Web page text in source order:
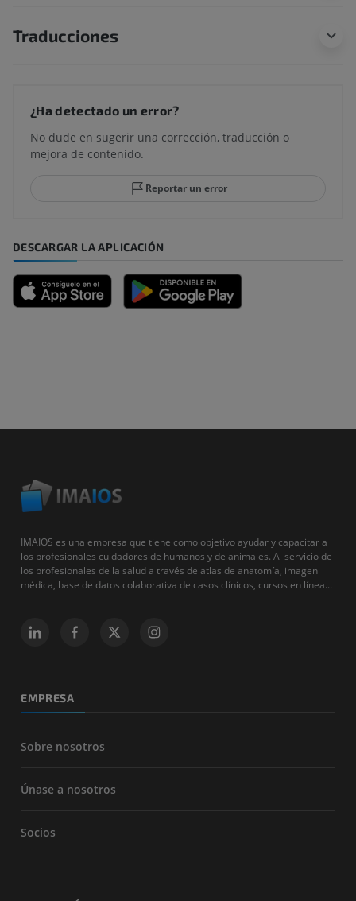
Traducciones
¿Ha detectado un error?
No dude en sugerir una corrección, traducción o
mejora de contenido.
Reportar un error
DESCARGAR LA APLICACIÓN
IMAIOS es una empresa que tiene como objetivo ayudar y capacitar a
los profesionales cuidadores de humanos y de animales. Al servicio de
los profesionales de la salud a través de atlas de anatomía, imagen
médica, base de datos colaborativa de casos clínicos, cursos en línea...
EMPRESA
Sobre nosotros
Únase a nosotros
Socios